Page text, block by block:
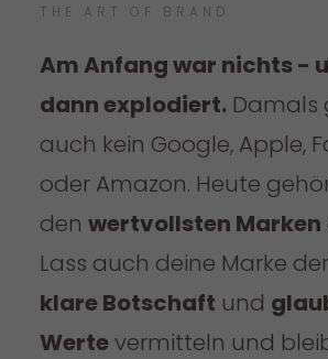
THE ART OF BRAND
Am Anfang war nichts -
dann explodiert.Damals
auch kein Google, Apple,
oder Amazon. Heute
den wertvollsten Marken
Lass auch deine Marke
klare Botschaft und
Wertevermitteln und